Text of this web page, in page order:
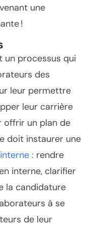
une
!
un processus qui
des
leur permettre
leur carrière
offrir un plan de
doit instaurer une
: rendre
interne, clarifier
la candidature
à se
de leur